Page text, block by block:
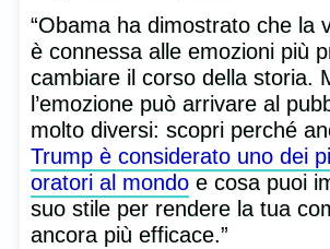
“Obama ha dimostrato che la
è connessa alle emozioni più
cambiare il corso della storia.
l’emozione può arrivare al
molto diversi: scopri perché
Trump è considerato uno dei
oratori al mondo e cosa puoi
suo stile per rendere la tua
ancora più efficace.”